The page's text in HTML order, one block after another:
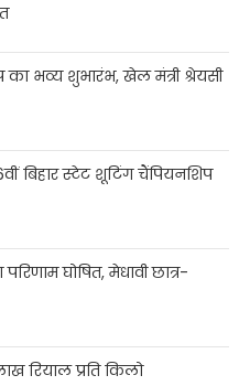
का भव्य शुभारंभ, खेल मंत्री श्रेयसी
बिहार स्टेट शूटिंग चैंपियनशिप
घोषित, मेधावी छात्र-
रियाल प्रति किलो